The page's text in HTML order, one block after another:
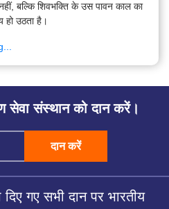
बल्कि शिवभक्ति के उस पावन काल का
हो उठता है।
सेवा संस्थान को दान करें।
दान करें
गए सभी दान पर भारतीय